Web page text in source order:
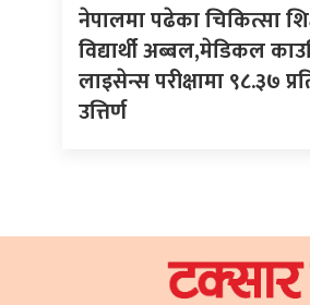
नेपालमा पढेका चिकित्सा
विद्यार्थी अब्बल,मेडिकल
लाइसेन्स परीक्षामा ९८.३७
उत्तिर्ण